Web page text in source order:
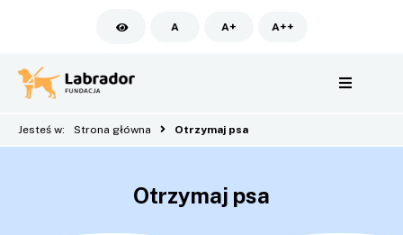
A A+ A++
Jesteś w: Strona główna Otrzymaj psa
Otrzymaj psa